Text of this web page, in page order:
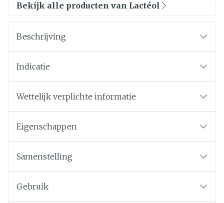
Bekijk alle producten van Lactéol
Beschrijving
Indicatie
Wettelijk verplichte informatie
Eigenschappen
Samenstelling
Gebruik